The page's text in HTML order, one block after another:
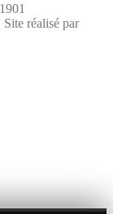
·Site réalisé par